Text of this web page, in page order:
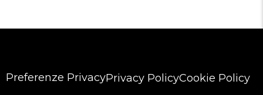
Preferenze PrivacyPrivacy PolicyCookie Policy